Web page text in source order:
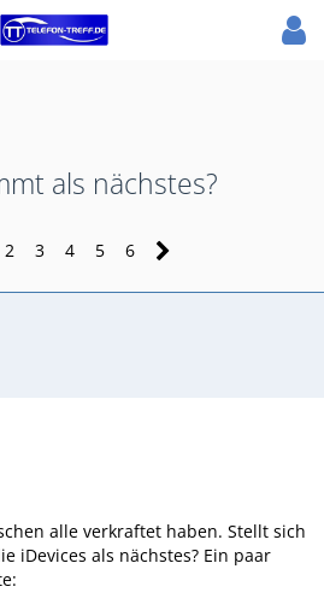
als nächstes?
2 3 4 5 6
alle verkraftet haben. Stellt sich
iDevices als nächstes? Ein paar